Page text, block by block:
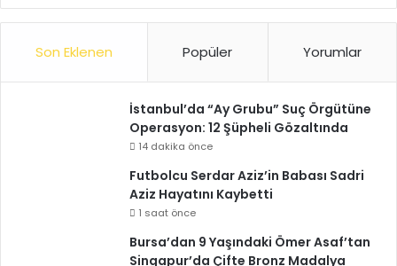
Son Eklenen Popüler Yorumlar
İstanbul’da “Ay Grubu” Suç Örgütüne
Operasyon: 12 Şüpheli Gözaltında
14 dakika önce
Futbolcu Serdar Aziz’in Babası Sadri
Aziz Hayatını Kaybetti
1 saat önce
Bursa’dan 9 Yaşındaki Ömer Asaf’tan
Singapur’da Çifte Bronz Madalya